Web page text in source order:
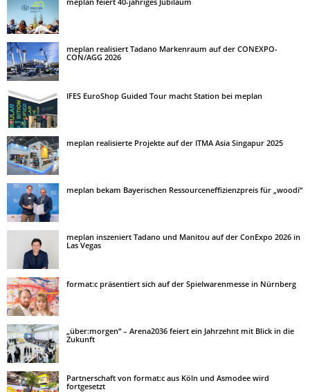
meplan realisiert Tadano Markenraum auf der CONEXPO-
CON/AGG 2026
IFES EuroShop Guided Tour macht Station bei meplan
meplan realisierte Projekte auf der ITMA Asia Singapur 2025
meplan bekam Bayerischen Ressourceneffizienzpreis für „woodï“
meplan inszeniert Tadano und Manitou auf der ConExpo 2026 in
Las Vegas
format:c präsentiert sich auf der Spielwarenmesse in Nürnberg
„über:morgen“ – Arena2036 feiert ein Jahrzehnt mit Blick in die
Zukunft
Partnerschaft von format:c aus Köln und Asmodee wird
fortgesetzt